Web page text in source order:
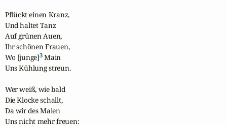
Pflückt einen Kranz,
Und haltet Tanz
Auf grünen Auen,
Ihr schönen Frauen,
Wo [junge]3 Main
Uns Kühlung streun.
Wer weiß, wie bald
Die Klocke schallt,
Da wir des Maien
Uns nicht mehr freuen: